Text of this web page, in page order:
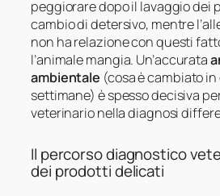
peggiorare dopo il lavaggio dei
cambio di detersivo, mentre
non ha relazione con questi
l’animale mangia. Un’accurata
ambientale (cosa è cambiato
settimane) è spesso decisiva
veterinario nella diagnosi
Il percorso diagnostico
dei prodotti delicati